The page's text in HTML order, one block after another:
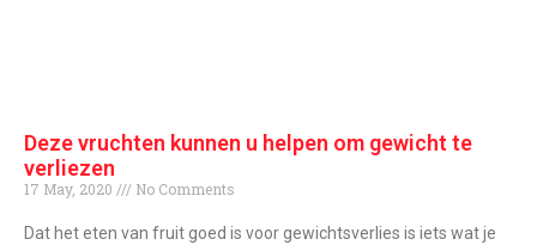
Deze vruchten kunnen u helpen om gewicht te
verliezen
17 May, 2020 No Comments
Dat het eten van fruit goed is voor gewichtsverlies is iets wat je